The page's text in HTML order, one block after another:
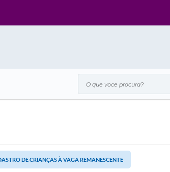
O que voce procura?
DE CRIANÇAS À VAGA REMANESCENTE